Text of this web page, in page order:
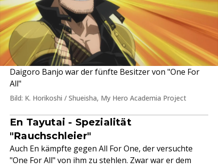
Daigoro Banjo war der fünfte Besitzer von "One For
All"
Bild: K. Horikoshi / Shueisha, My Hero Academia Project
En Tayutai - Spezialität
"Rauchschleier"
Auch En kämpfte gegen All For One, der versuchte
"One For All" von ihm zu stehlen. Zwar war er dem